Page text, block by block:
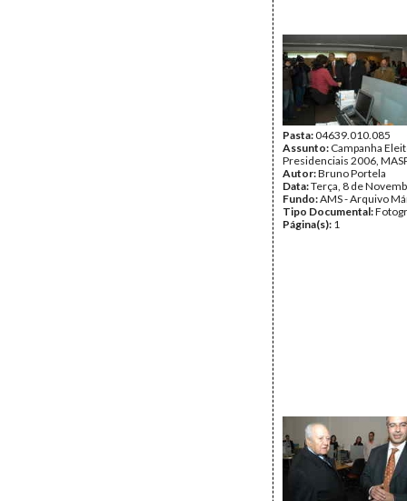
Pasta:04639.010.085
Assunto: Campanha
Presidenciais 2006,
Autor:Bruno Portela
Data:Terça, 8 de
Fundo:AMS - Arquivo
Tipo Documental:
Página(s): 1